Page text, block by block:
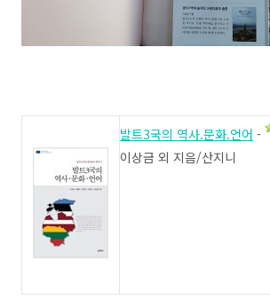
발트3국의 역사.문화.언어 -
이상금 외 지음/산지니